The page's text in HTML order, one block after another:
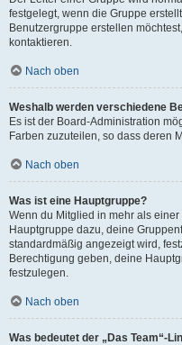
festgelegt, wenn die Gruppe
Benutzergruppe erstellen
kontaktieren.
Nach oben
Weshalb werden verschiedene
Es ist der Board-Administration
Farben zuzuteilen, so dass deren
Nach oben
Was ist eine Hauptgruppe?
Wenn du Mitglied in mehr als
Hauptgruppe dazu, deine
standardmäßig angezeigt wird,
Berechtigung geben, deine
festzulegen.
Nach oben
Was bedeutet der „Das Team“-